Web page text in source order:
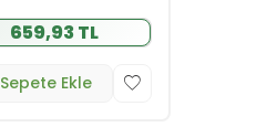
659,93 TL
Sepete Ekle